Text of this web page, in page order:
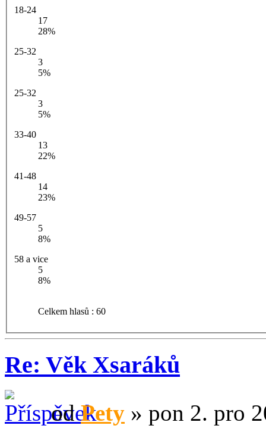
18-24
17
28%
25-32
3
5%
25-32
3
5%
33-40
13
22%
41-48
14
23%
49-57
5
8%
58 a vice
5
8%
Celkem hlasů : 60
Re: Věk Xsaráků
odPety » pon 2. pro